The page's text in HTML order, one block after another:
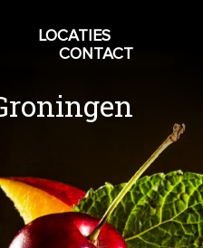
LOCATIES
CONTACT